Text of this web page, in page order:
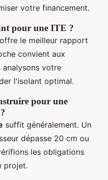
votre financement.
pour une ITE ?
offre le meilleur rapport
convient aux
analysons votre
l'isolant optimal.
pour une
suffit généralement. Un
dépasse 20 cm ou
les obligations
projet.